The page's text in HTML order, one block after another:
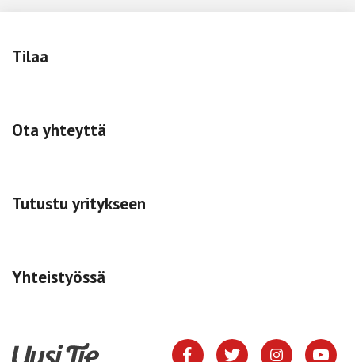
Tilaa
Ota yhteyttä
Tutustu yritykseen
Yhteistyössä